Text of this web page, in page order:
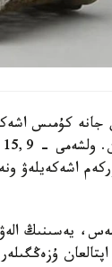
كۇمىس
اشەكەيلەۋ
يەسىنىڭ